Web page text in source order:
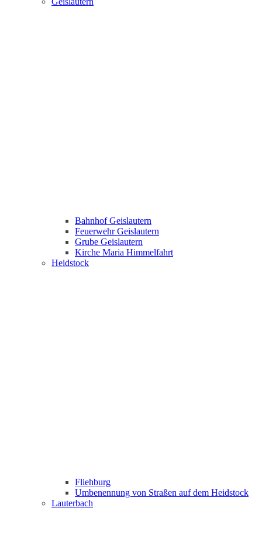
Bahnhof Geislautern
Feuerwehr Geislautern
Grube Geislautern
Kirche Maria Himmelfahrt
Heidstock
Fliehburg
Umbenennung von Straßen auf dem Heidstock
Lauterbach